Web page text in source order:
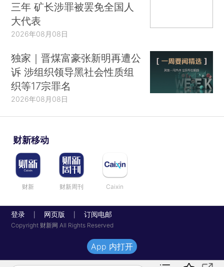
三年 矿长涉罪被罢免全国人
大代表
2026年08月08日
独家｜晋煤富豪张新明再遭公
诉 涉组织领导黑社会性质组
织等17宗罪名
2026年08月08日
财新移动
财新 财新周刊 Caixin
登录 网页版 订阅电邮
Copyright 财新网 All Rights Reserved
App 内打开